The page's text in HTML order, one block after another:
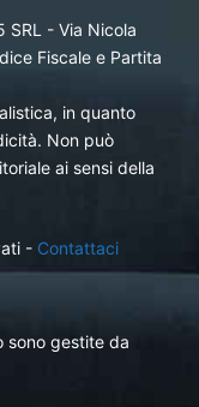
SRL - Via Nicola
Fiscale e Partita
in quanto
Non può
ai sensi della
- Contattaci
sono gestite da